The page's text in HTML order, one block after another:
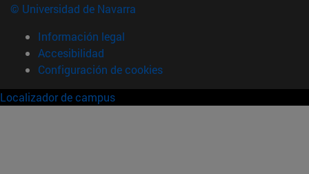
© Universidad de Navarra
Información legal
Accesibilidad
Configuración de cookies
Localizador de campus